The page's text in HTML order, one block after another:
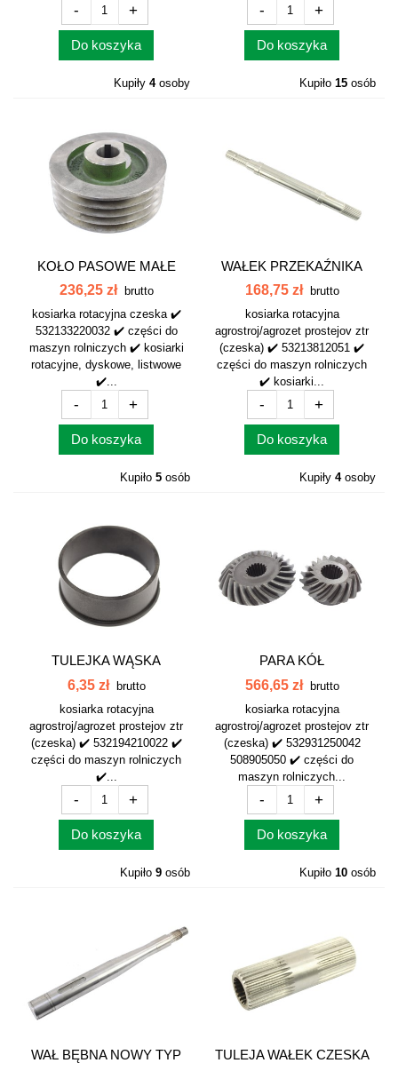
- +
Do koszyka
Kupiły 4osoby
- +
Do koszyka
Kupiło 15 osób
KOŁO PASOWE MAŁE
KOSIARKA CZESKA...
236,25 zł
brutto
kosiarka rotacyjna czeska ✔️
532133220032 ✔️ części do
maszyn rolniczych ✔️ kosiarki
rotacyjne, dyskowe, listwowe
✔️...
- +
Do koszyka
Kupiło 5 osób
WAŁEK PRZEKAŹNIKA
MOCY NOWY TYP...
168,75 zł
brutto
kosiarka rotacyjna
agrostroj/agrozet prostejov ztr
(czeska) ✔️ 53213812051 ✔️
części do maszyn rolniczych
✔️ kosiarki...
- +
Do koszyka
Kupiły 4osoby
TULEJKA WĄSKA
532194210022
6,35 zł brutto
kosiarka rotacyjna
agrostroj/agrozet prostejov ztr
(czeska) ✔️ 532194210022 ✔️
części do maszyn rolniczych
✔️...
- +
Do koszyka
Kupiło 9 osób
PARA KÓŁ
STOŻKOWYCH
566,65 zł brutto
kosiarka rotacyjna
agrostroj/agrozet prostejov ztr
(czeska) ✔️ 532931250042
508905050 ✔️ części do
maszyn rolniczych...
- +
Do koszyka
Kupiło 10 osób
WAŁ BĘBNA NOWY TYP
TULEJA WAŁEK CZESKA